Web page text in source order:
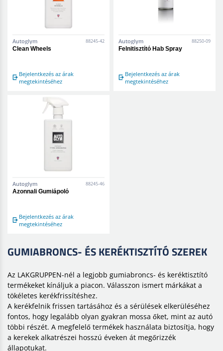
Autoglym 88245-42
Clean Wheels
Bejelentkezés az árak
megtekintéséhez
Autoglym 88250-09
Felnitisztító Hab Spray
Bejelentkezés az árak
megtekintéséhez
Autoglym 88245-46
Azonnali Gumiápoló
Bejelentkezés az árak
megtekintéséhez
GUMIABRONCS- ÉS KERÉKTISZTÍTÓ SZEREK
Az LAKGRUPPEN-nél a legjobb gumiabroncs- és keréktisztító
termékeket kínáljuk a piacon. Válasszon ismert márkákat a
tökéletes kerékfrissítéshez.
A kerékfelnik frissen tartásához és a sérülések elkerüléséhez
fontos, hogy legalább olyan gyakran mossa őket, mint az autó
többi részét. A megfelelő termékek használata biztosítja, hogy
a kerekek alkatrészei hosszú éveken át megőrizzék
állapotukat.